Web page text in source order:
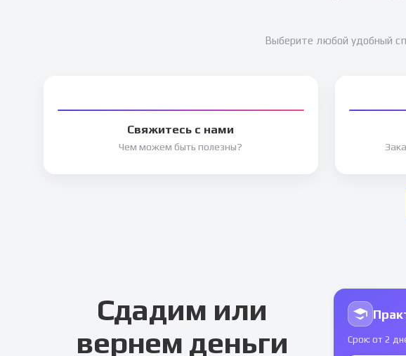
Выберите любой удобный
Свяжитесь с нами
Чем можем быть полезны?
Сдадим или
вернем деньги
Срок: от 2